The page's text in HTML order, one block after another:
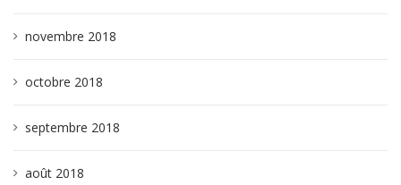
novembre 2018
octobre 2018
septembre 2018
août 2018